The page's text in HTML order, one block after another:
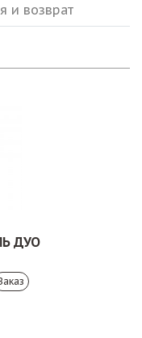
и возврат
ДУО